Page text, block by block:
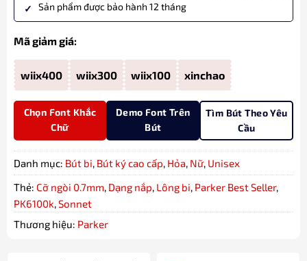
Sản phẩm được bảo hành 12 tháng
Mã giảm giá:
wiix400 wiix300 wiix100 xinchao
Chọn Font Khắc
Chữ
Demo Font Trên
Bút
Tìm Bút Theo Yêu
Cầu
Danh mục: Bút bi, Bút ký cao cấp, Hỏa, Nữ, Unisex
Thẻ: Cỡ ngòi 0.7mm, Dạng nắp, Lông bi, Parker Best Seller,
PK6100k,Sonnet
Thương hiệu: Parker